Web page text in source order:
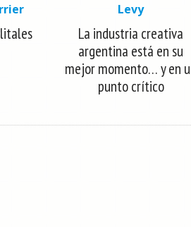
Levy
La industria creativa
argentina está en su
mejor momento… y en
punto crítico